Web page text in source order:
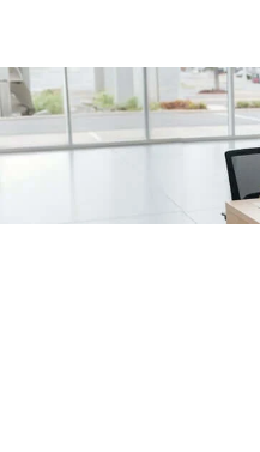
/fragments/plp-details